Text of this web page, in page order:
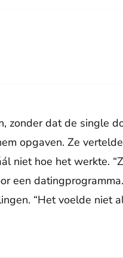
zonder dat de single
opgaven. Ze
niet hoe het werkte.
een
“Het voelde niet